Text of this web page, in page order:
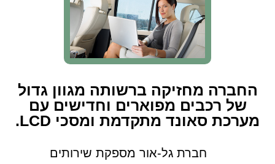
החברה מחזיקה ברשותה מגוון גדול
של רכבים מפוארים וחדישים עם
מערכת סאונד מתקדמת ומסכי LCD.
חברת גל-אור מספקת שירותים